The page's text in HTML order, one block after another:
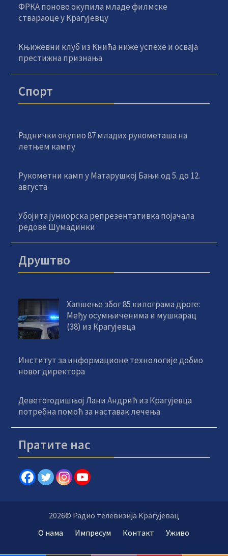
ФРКА поново окупила младе филмске
ствараоце у Крагујевцу
Књижевни клуб из Кнића ниже успехе и осваја
престижна признања
Спорт
Раднички окупио 87 младих рукометаша на
летњем кампу
Рукометни камп у Матарушкој Бањи од 5. до 12.
августа
Убојита јуниорска репрезентативка појачала
редове Шумадинки
Друштво
Хапшење због 85 килограма дроге:
Међу осумњиченима и мушкарац
(38) из Крагујевца
Институт за информационе технологије добио
новог директора
Деветогодишњој Лани Андрић из Крагујевца
потребна помоћ за наставак лечења
Пратите нас
2026© Радио телевизија Крагујевац
О нама
Импресум Контакт Уживо